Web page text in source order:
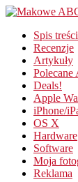
Spis treści
Recenzje
Artykuły
Polecane
Deals!
Apple
iPhone/
OS X
Hardware
Software
Moja
Reklama